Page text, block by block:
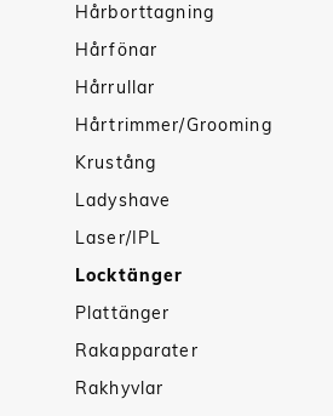
Hårborttagning
Hårfönar
Hårrullar
Hårtrimmer/Grooming
Krustång
Ladyshave
Laser/IPL
Locktänger
Plattänger
Rakapparater
Rakhyvlar